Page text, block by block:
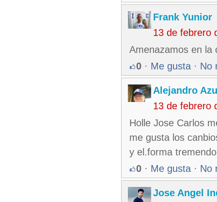
Frank Yunior
13 de febrero
Amenazamos en la
0 · Me gusta · No
Alejandro
13 de febrero
Holle Jose Carlos
me gusta los
y el.forma
0 · Me gusta · No
Jose Angel